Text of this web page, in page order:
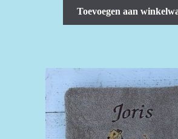
Toevoegen aan